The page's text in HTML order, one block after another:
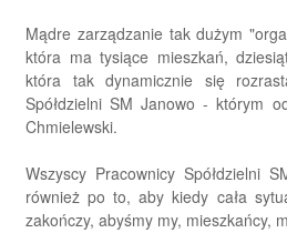
Mądre zarządzanie tak dużym
która ma tysiące mieszkań,
która tak dynamicznie się
Spółdzielni SM Janowo - którym
Chmielewski.
Wszyscy Pracownicy Spółdzielni
również po to, aby kiedy cała
zakończy, abyśmy my, mieszkańcy,